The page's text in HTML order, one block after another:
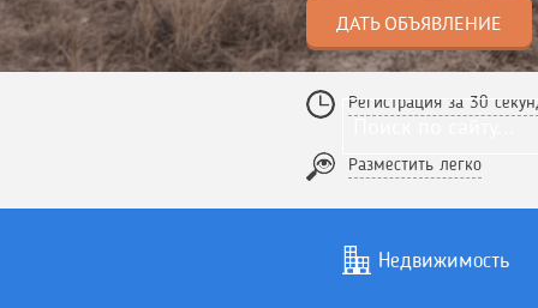
ДАТЬ ОБЪЯВЛЕНИЕ
Регистрация за 30
Разместить легко
Недвижимость